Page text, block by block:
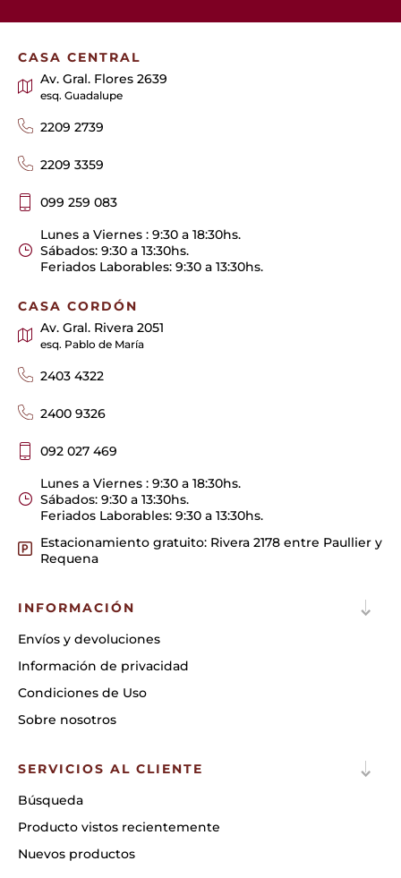
CASA CENTRAL
Av. Gral. Flores 2639
esq. Guadalupe
2209 2739
2209 3359
099 259 083
Lunes a Viernes : 9:30 a 18:30hs.
Sábados: 9:30 a 13:30hs.
Feriados Laborables: 9:30 a 13:30hs.
CASA CORDÓN
Av. Gral. Rivera 2051
esq. Pablo de María
2403 4322
2400 9326
092 027 469
Lunes a Viernes : 9:30 a 18:30hs.
Sábados: 9:30 a 13:30hs.
Feriados Laborables: 9:30 a 13:30hs.
Estacionamiento gratuito: Rivera 2178 entre Paullier y
Requena
INFORMACIÓN
Envíos y devoluciones
Información de privacidad
Condiciones de Uso
Sobre nosotros
SERVICIOS AL CLIENTE
Búsqueda
Producto vistos recientemente
Nuevos productos